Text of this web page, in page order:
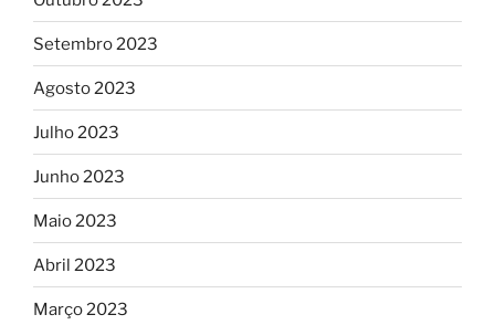
Setembro 2023
Agosto 2023
Julho 2023
Junho 2023
Maio 2023
Abril 2023
Março 2023